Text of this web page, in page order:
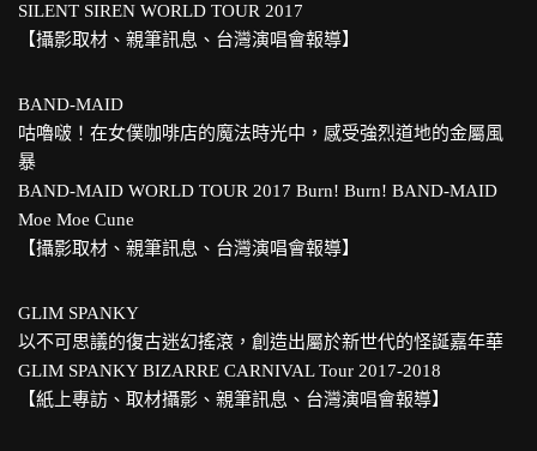
SILENT SIREN WORLD TOUR 2017
【攝影取材、親筆訊息、台灣演唱會報導】
BAND-MAID
咕嚕啵！在女僕咖啡店的魔法時光中，感受強烈道地的金屬風
暴
BAND-MAID WORLD TOUR 2017 Burn! Burn! BAND-MAID
Moe Moe Cune
【攝影取材、親筆訊息、台灣演唱會報導】
GLIM SPANKY
以不可思議的復古迷幻搖滾，創造出屬於新世代的怪誕嘉年華
GLIM SPANKY BIZARRE CARNIVAL Tour 2017-2018
【紙上專訪、取材攝影、親筆訊息、台灣演唱會報導】